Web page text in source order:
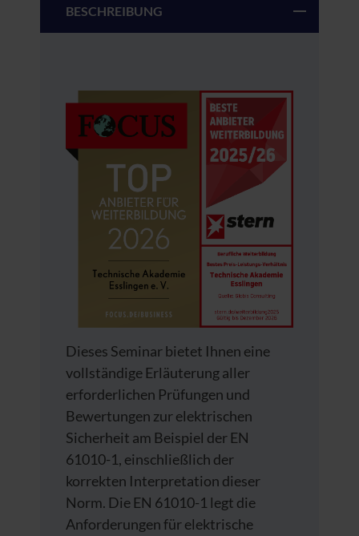
BESCHREIBUNG
Dieses Seminar bietet Ihnen eine
vollständige Erläuterung aller
erforderlichen Prüfungen und
Bewertungen zur elektrischen
Sicherheit am Beispiel der EN
61010-1, einschließlich der
korrekten Interpretation dieser
Norm. Die EN 61010-1 legt die
Anforderungen für elektrische